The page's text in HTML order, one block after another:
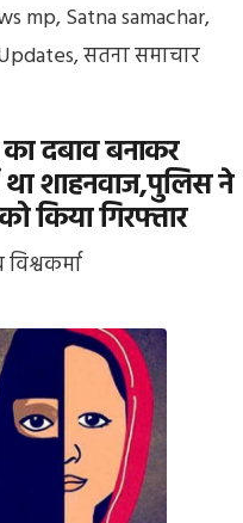
mp,Satna samachar,
,सतना समाचार
का दबाव बनाकर
शाहनवाज,पुलिस ने
किया गिरफ्तार